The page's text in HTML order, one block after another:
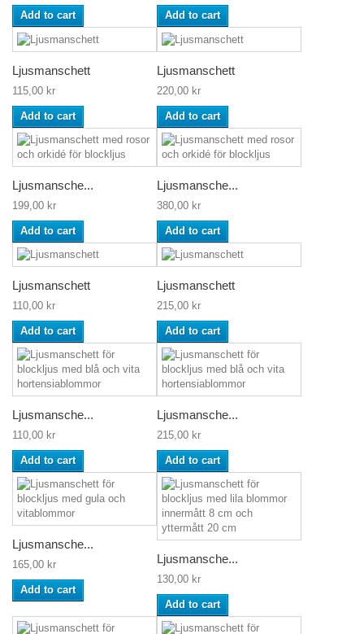
Add to cart Add to cart
Ljusmanschett
115,00 kr
Add to cart
Ljusmanschett
220,00 kr
Add to cart
Ljusmansche...
199,00 kr
Add to cart
Ljusmansche...
380,00 kr
Add to cart
Ljusmanschett
110,00 kr
Add to cart
Ljusmanschett
215,00 kr
Add to cart
Ljusmansche...
110,00 kr
Add to cart
Ljusmansche...
215,00 kr
Add to cart
Ljusmansche...
165,00 kr
Add to cart
Ljusmansche...
130,00 kr
Add to cart